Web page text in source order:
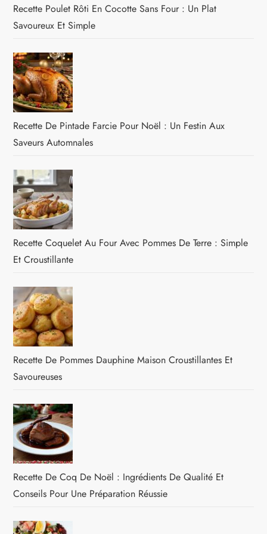
Recette Poulet Rôti En Cocotte Sans Four : Un Plat
Savoureux Et Simple
Recette De Pintade Farcie Pour Noël : Un Festin Aux
Saveurs Automnales
Recette Coquelet Au Four Avec Pommes De Terre : Simple
Et Croustillante
Recette De Pommes Dauphine Maison Croustillantes Et
Savoureuses
Recette De Coq De Noël : Ingrédients De Qualité Et
Conseils Pour Une Préparation Réussie